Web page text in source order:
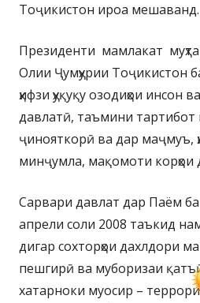
Тоҷикистон ироа мешаванд.
Президенти мамлакат
Олии Ҷумҳурии Тоҷикистон
ҳифзи ҳуқуқу озодиҳои
давлатӣ, таъмини
ҷинояткорӣ ва дар маҷмуъ,
минҷумла, мақомоти корҳои
Сарвари давлат дар Паём
апрели соли 2008 таъкид
дигар сохторҳои дахлдори
пешгирӣ ва муборизаи
хатарноки муосир –